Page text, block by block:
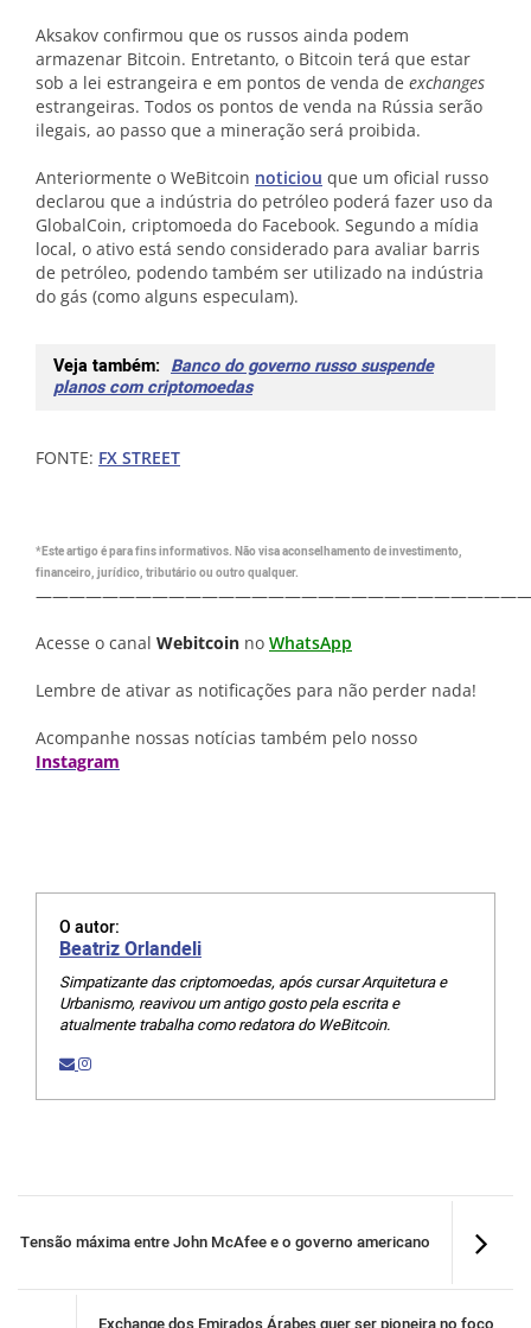
Aksakov confirmou que os russos ainda podem
armazenar Bitcoin. Entretanto, o Bitcoin terá que estar
sob a lei estrangeira e em pontos de venda de exchanges
estrangeiras. Todos os pontos de venda na Rússia serão
ilegais, ao passo que a mineração será proibida.
Anteriormente o WeBitcoin noticiou que um oficial russo
declarou que a indústria do petróleo poderá fazer uso da
GlobalCoin, criptomoeda do Facebook. Segundo a mídia
local, o ativo está sendo considerado para avaliar barris
de petróleo, podendo também ser utilizado na indústria
do gás (como alguns especulam).
Veja também: Banco do governo russo suspende
planos com criptomoedas
FONTE: FX STREET
*Este artigo é para fins informativos. Não visa aconselhamento de investimento,
financeiro, jurídico, tributário ou outro qualquer.
Acesse o canal Webitcoin no WhatsApp
Lembre de ativar as notificações para não perder nada!
Acompanhe nossas notícias também pelo nosso
Instagram
O autor:
Beatriz Orlandeli
Simpatizante das criptomoedas, após cursar Arquitetura e
Urbanismo, reavivou um antigo gosto pela escrita e
atualmente trabalha como redatora do WeBitcoin.
Tensão máxima entre John McAfee e o governo americano